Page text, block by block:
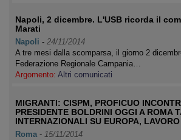
Napoli, 2 dicembre. L'USB ricorda il
Marati
Napoli - 24/11/2014
A tre mesi dalla scomparsa, il giorno 2
Federazione Regionale Campania…
Argomento: Altri comunicati
MIGRANTI: CISPM, PROFICUO
PRESIDENTE BOLDRINI OGGI A ROMA
INTERNAZIONALI SU EUROPA,
Roma - 15/11/2014